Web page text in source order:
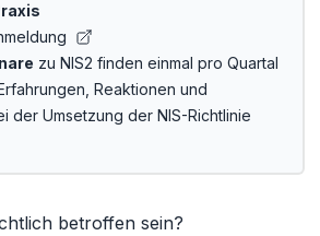
zu NIS2 finden einmal pro Quartal
Reaktionen und
der Umsetzung der NIS-Richtlinie
betroffen sein?